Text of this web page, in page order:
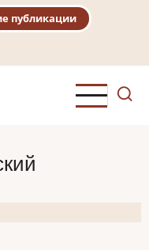
публикации